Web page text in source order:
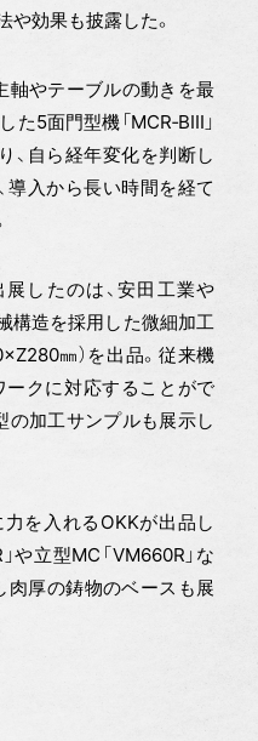
効果も披露した。
軸やテーブルの動きを最
た5面門型機「MCR‐BⅢ」
、自ら経年変化を判断し
導入から長い時間を経て
したのは、安田工業や
構造を採用した微細加工
㎜）を出品。従来機
ークに対応することがで
の加工サンプルも展示し
を入れるOKKが出品し
や立型MC「VM660R」な
肉厚の鋳物のベースも展